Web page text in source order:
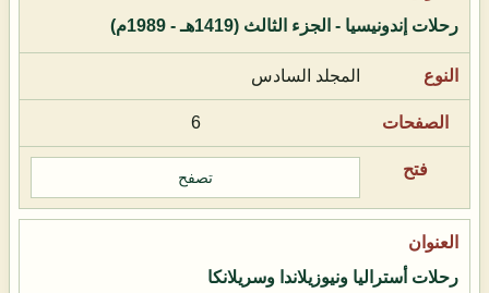
رحلات إندونيسيا - الجزء الثالث (1419هـ - 1989م)
المجلد السادس
6
تصفح
رحلات أستراليا ونيوزيلاندا وسريلانكا